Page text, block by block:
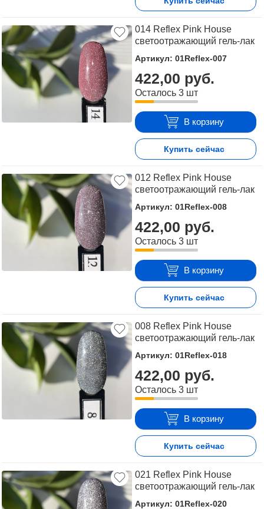
014 Reflex Pink House
светоотражающий гель-лак
Артикул: 01Reflex-007
422,00 руб.
Осталось 3 шт
В корзину
Купить сейчас
012 Reflex Pink House
светоотражающий гель-лак
Артикул: 01Reflex-008
422,00 руб.
Осталось 3 шт
В корзину
Купить сейчас
008 Reflex Pink House
светоотражающий гель-лак
Артикул: 01Reflex-018
422,00 руб.
Осталось 3 шт
В корзину
Купить сейчас
021 Reflex Pink House
светоотражающий гель-лак
Артикул: 01Reflex-020